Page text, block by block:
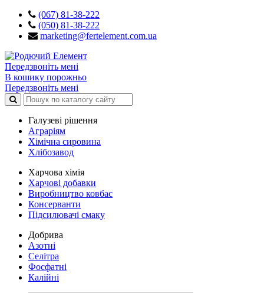
(067) 81-38-222
(050) 81-38-222
marketing@fertelement.com.ua
Передзвоніть мені
В кошику порожньо
Передзвоніть мені
Галузеві рішення
Аграріям
Хімічна сировина
Хлібозавод
Харчова хімія
Харчові добавки
Виробництво ковбас
Консерванти
Підсилювачі смаку
Добрива
Азотні
Селітра
Фосфатні
Калійні